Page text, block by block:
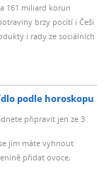
161 miliard korun
brzy pocítí i Češi
i rady ze sociálních
podle horoskopu
připravit jen ze 3
jim máte vyhnout
přidat ovoce,